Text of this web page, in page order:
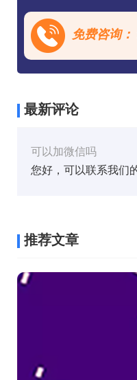
免费咨询：
最新评论
可以加微信吗
您好，可以联系我们
推荐文章